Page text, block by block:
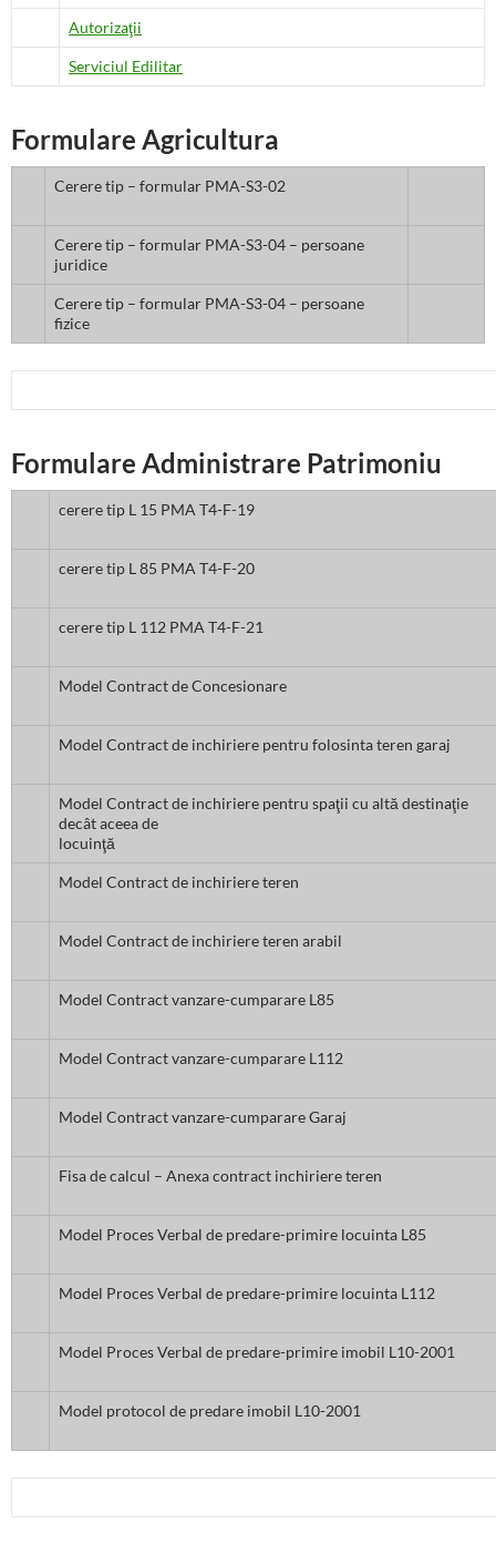
Autorizaţii
Serviciul Edilitar
Formulare Agricultura
Cerere tip – formular PMA-S3-02
Cerere tip – formular PMA-S3-04 – persoane
juridice
Cerere tip – formular PMA-S3-04 – persoane
fizice
Formulare Administrare Patrimoniu
cerere tip L 15 PMA T4-F-19
cerere tip L 85 PMA T4-F-20
cerere tip L 112 PMA T4-F-21
Model Contract de Concesionare
Model Contract de inchiriere pentru folosinta teren garaj
Model Contract de inchiriere pentru spaţii cu altă destinaţie
decât aceea de
locuinţă
Model Contract de inchiriere teren
Model Contract de inchiriere teren arabil
Model Contract vanzare-cumparare L85
Model Contract vanzare-cumparare L112
Model Contract vanzare-cumparare Garaj
Fisa de calcul – Anexa contract inchiriere teren
Model Proces Verbal de predare-primire locuinta L85
Model Proces Verbal de predare-primire locuinta L112
Model Proces Verbal de predare-primire imobil L10-2001
Model protocol de predare imobil L10-2001